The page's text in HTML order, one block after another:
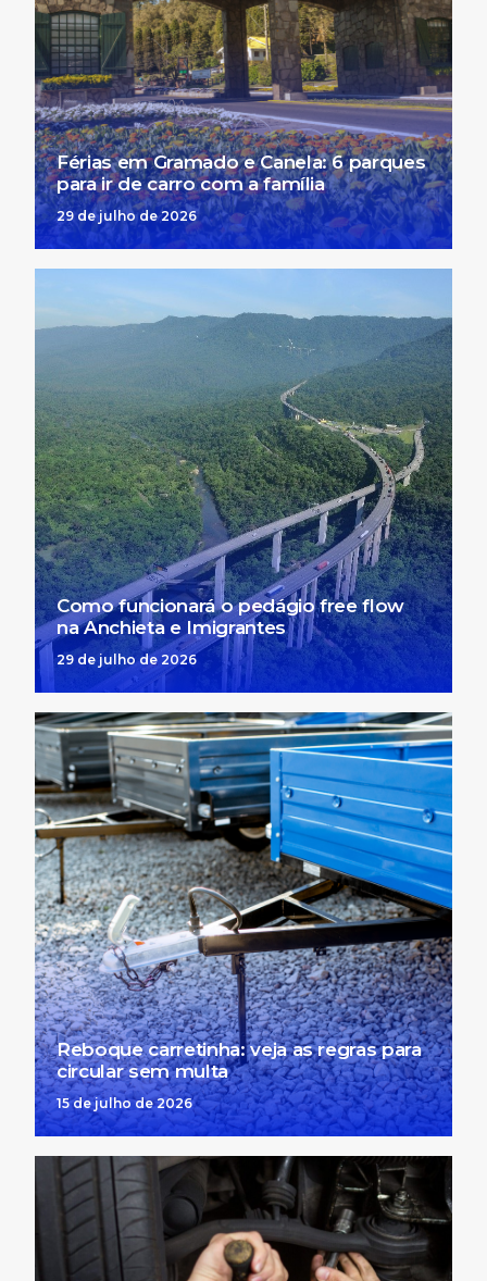
Férias em Gramado e Canela: 6 parques
para ir de carro com a família
29 de julho de 2026
Como funcionará o pedágio free flow
na Anchieta e Imigrantes
29 de julho de 2026
Reboque carretinha: veja as regras para
circular sem multa
15 de julho de 2026